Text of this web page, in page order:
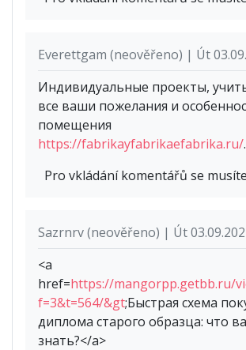
Everettgam (neověřeno) | Út
Индивидуальные проекты,
все ваши пожелания и
помещения
https://fabrikayfabrikaefabrika.ru/.
Pro vkládání komentářů se musíte
Sazrnrv (neověřeno) | Út
<a
href=https://mangorpp.getbb.ru/
f=3&t=564/&gt;Быстрая схема
диплома старого образца: что
знать?</a>